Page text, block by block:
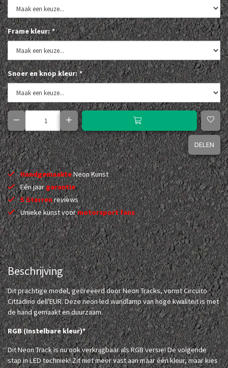
Frame kleur:*
Snoer en knop kleur:*
DELEN
HandgemaakteNeon Kunst
Eén jaargarantie
5 Sterrenreviews
Unieke kunst voormotorsport fans
Beschrijving
Dit prachtige model, gecreëerd door Neon Tracks, vormt Circuito
Cittadino dell'EUR. Deze neon led wandlamp van hoge kwaliteit is met
de hand gemaakt en duurzaam.
RGB (Instelbare kleur)*
Dit Neon Track is nu ook verkrijgbaar als RGB versie! De volgende
stap in LED techniek! Zit niet meer vast aan maar één kleur, maar kies